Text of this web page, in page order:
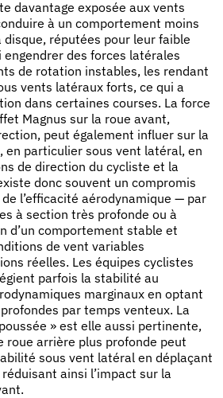
davantage exposée aux vents
à un comportement moins
disque, réputées pour leur faible
des forces latérales
de rotation instables, les rendant
vents latéraux forts, ce qui a
dans certaines courses. La force
Magnus sur la roue avant,
peut également influer sur la
particulier sous vent latéral, en
de direction du cycliste et la
donc souvent un compromis
l’efficacité aérodynamique — par
à section très profonde ou à
d’un comportement stable et
de vent variables
réelles. Les équipes cyclistes
parfois la stabilité au
marginaux en optant
par temps venteux. La
» est elle aussi pertinente,
roue arrière plus profonde peut
sous vent latéral en déplaçant
ainsi l’impact sur la